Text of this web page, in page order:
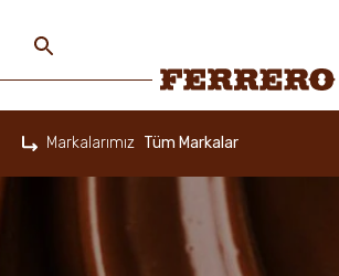
HAKKIMIZDA
İNSANLAR VE GEZEGEN
main
content
Markalarımız Tüm Markalar